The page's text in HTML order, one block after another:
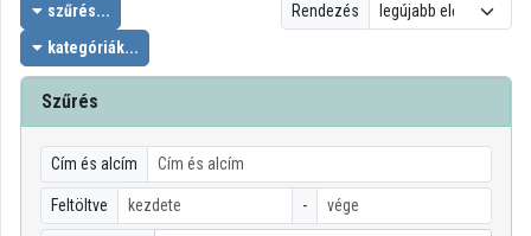
BÉLA
GIMNÁZIUM
Intézményi kezdőlap
Bejelentkezés
Intézményi felfedezés
szűrés...
kategóriák...
Rendezés
Szűrés
Cím és alcím
Feltöltve -